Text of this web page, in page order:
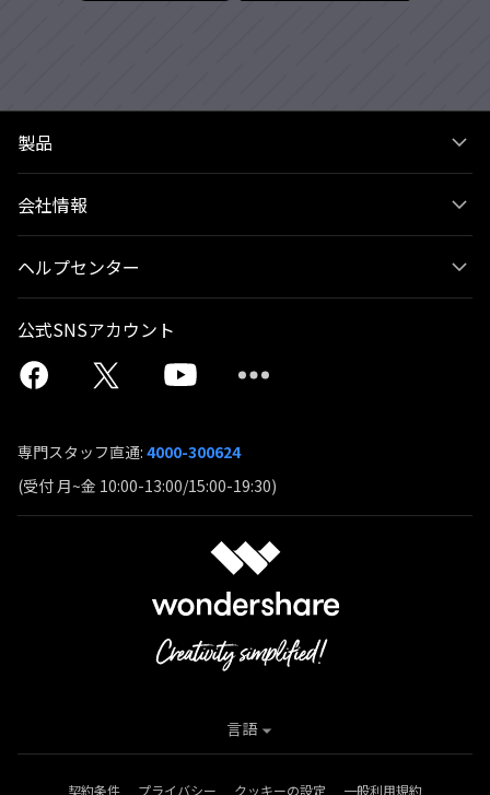
製品
会社情報
ヘルプセンター
公式SNSアカウント
専門スタッフ直通: 4000-300624
(受付 月~金 10:00-13:00/15:00-19:30)
契約条件 プライバシー クッキーの設定 一般利用規約
言語